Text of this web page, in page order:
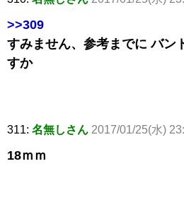
>>309
すみません、参考までに バン
すか
311: 名無しさん 2017/01/25(水)
18ｍｍ